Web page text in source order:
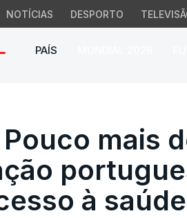
NOTÍCIAS DESPORTO
PAÍS
mais
Pouco mais
à saúde